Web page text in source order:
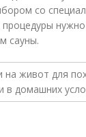
со
сауны.